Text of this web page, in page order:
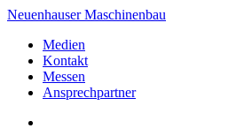
Neuenhauser Maschinenbau
Medien
Kontakt
Messen
Ansprechpartner